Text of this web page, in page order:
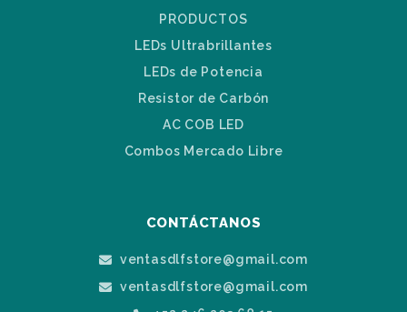
PRODUCTOS
LEDs Ultrabrillantes
LEDs de Potencia
Resistor de Carbón
AC COB LED
Combos Mercado Libre
CONTÁCTANOS
ventasdlfstore@gmail.com
ventasdlfstore@gmail.com